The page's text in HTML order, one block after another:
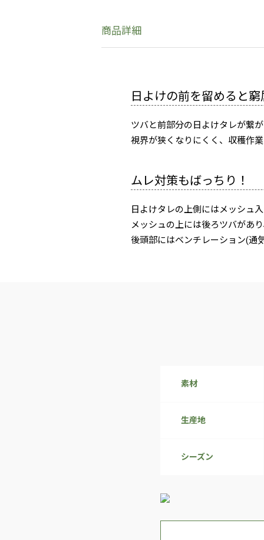
商品詳細
日よけの前を留めると
ツバと前部分の日よけタレが繋
視界が狭くなりにくく、収穫作
ムレ対策もばっちり！
日よけタレの上側にはメッシュ
メッシュの上には後ろツバがあ
後頭部にはベンチレーション(通
素材
生産地
シーズン